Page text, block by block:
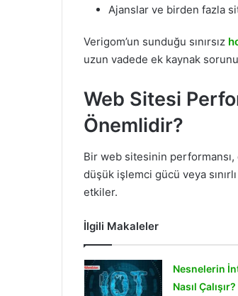
Ajanslar ve birden fazla
Verigom’un sunduğu sınırsız
uzun vadede ek kaynak
Web Sitesi
Önemlidir?
Bir web sitesinin performansı,
düşük işlemci gücü veya
etkiler.
İlgili Makaleler
Nesnelerin
Nasıl Çalışır?